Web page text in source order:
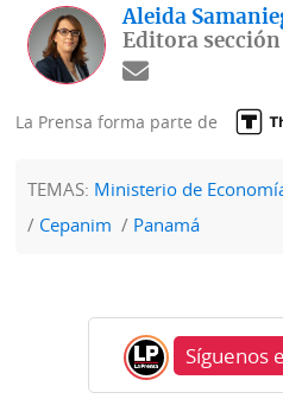
Aleida
Editora sección
La Prensa forma parte de
TEMAS: Ministerio de
Cepanim
Panamá
Síguenos